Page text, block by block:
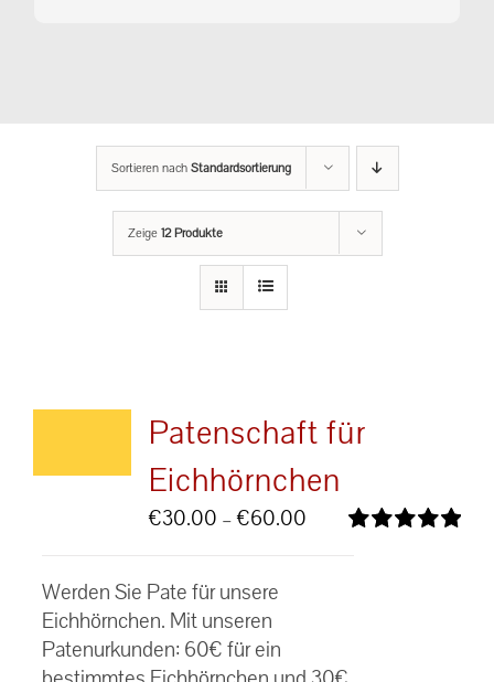
Sortieren nach Standardsortierung
Zeige 12 Produkte
Patenschaft für
Eichhörnchen
€30.00 –€60.00Preisspanne:
Werden Sie Pate für unsere
Eichhörnchen. Mit unseren
Patenurkunden: 60€ für ein